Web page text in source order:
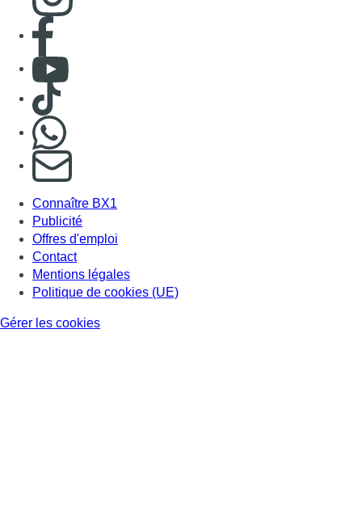
Consulter page Facebook
Consulter Youtube
Consulter TikTok
S'abonner à notre newsletter
Connaître BX1
Publicité
Offres d'emploi
Contact
Mentions légales
Politique de cookies (UE)
Gérer les cookies